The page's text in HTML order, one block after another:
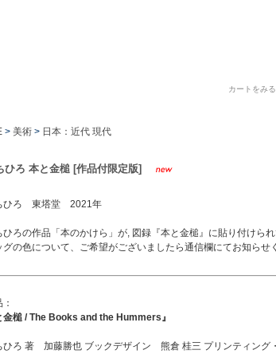
カートをみる
> 美術 > 日本：近代 現代
ひろ 本と金槌 [作品付限定版]
ひろ 東塔堂 2021年
ひろの作品「本のかけら」が, 図録『本と金槌』に貼り付けら
グの色について、ご希望がございましたら通信欄にてお知らせ
金槌 / The Books and the Hummers』
ひろ 著 加藤勝也 ブックデザイン 熊倉 桂三 プリンティン